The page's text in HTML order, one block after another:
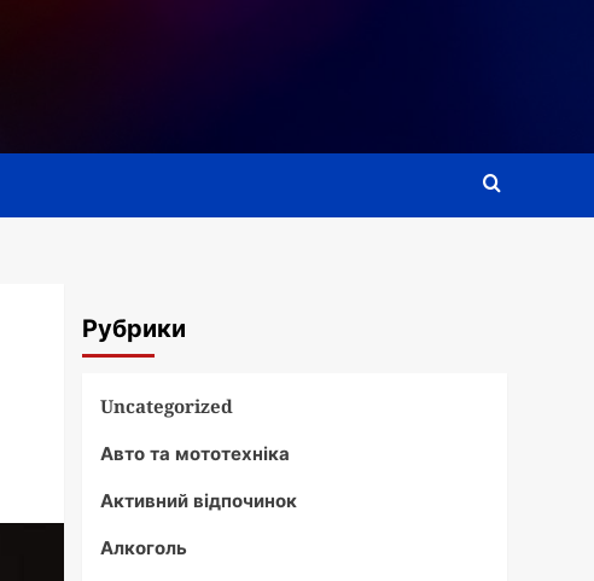
Рубрики
Uncategorized
Авто та мототехніка
Активний відпочинок
Алкоголь